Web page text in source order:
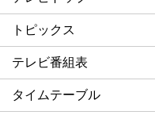
トピックス
テレビ番組表
タイムテーブル